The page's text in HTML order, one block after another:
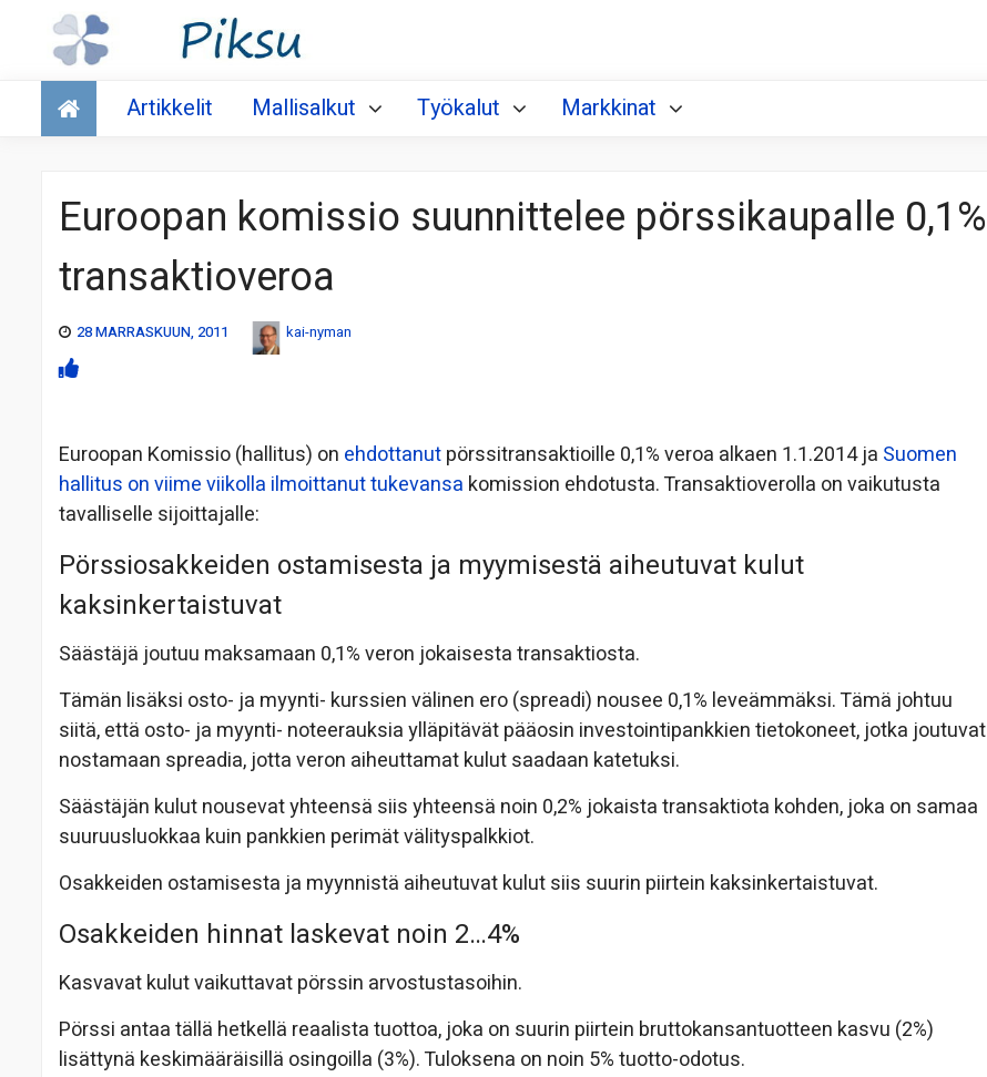
Talous
Artikkelit Mallisalkut Työkalut Markkinat
Euroopan komissio suunnittelee pörssikaupalle 0,1%
transaktioveroa
28 MARRASKUUN, 2011 kai-nyman
Euroopan Komissio (hallitus) on ehdottanutpörssitransaktioille 0,1% veroa alkaen 1.1.2014 ja Suomen
hallitus on viime viikolla ilmoittanut tukevansa komission ehdotusta. Transaktioverolla on vaikutusta
tavalliselle sijoittajalle:
Pörssiosakkeiden ostamisesta ja myymisestä aiheutuvat kulut
kaksinkertaistuvat
Säästäjä joutuu maksamaan 0,1% veron jokaisesta transaktiosta.
Tämän lisäksi osto- ja myynti- kurssien välinen ero (spreadi) nousee 0,1% leveämmäksi. Tämä johtuu
siitä, että osto- ja myynti- noteerauksia ylläpitävät pääosin investointipankkien tietokoneet, jotka joutuvat
nostamaan spreadia, jotta veron aiheuttamat kulut saadaan katetuksi.
Säästäjän kulut nousevat yhteensä siis yhteensä noin 0,2% jokaista transaktiota kohden, joka on samaa
suuruusluokkaa kuin pankkien perimät välityspalkkiot.
Osakkeiden ostamisesta ja myynnistä aiheutuvat kulut siis suurin piirtein kaksinkertaistuvat.
Osakkeiden hinnat laskevat noin 2…4%
Kasvavat kulut vaikuttavat pörssin arvostustasoihin.
Pörssi antaa tällä hetkellä reaalista tuottoa, joka on suurin piirtein bruttokansantuotteen kasvu (2%)
lisättynä keskimääräisillä osingoilla (3%). Tuloksena on noin 5% tuotto-odotus.